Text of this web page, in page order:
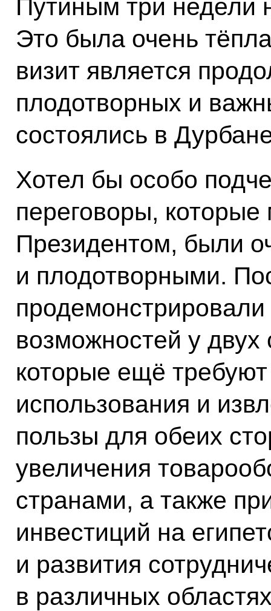
Путиным три
Это была очень
визит является
плодотворных и
состоялись в
Хотел бы особо
переговоры,
Президентом, были
и плодотворными.
продемонстрировали
возможностей у двух
которые ещё
использования и
пользы для обеих
увеличения
странами, а также
инвестиций на
и развития
в различных